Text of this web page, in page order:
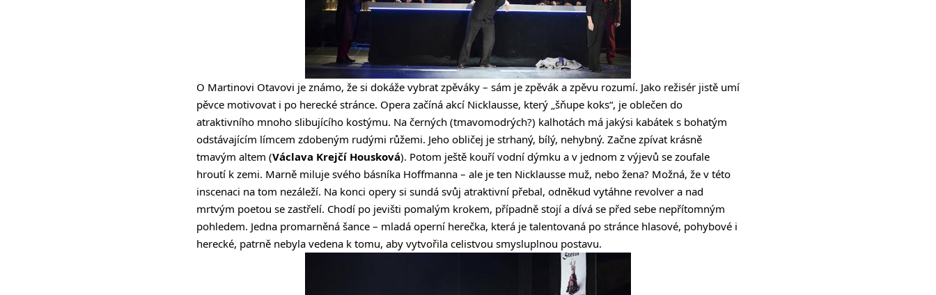
O Martinovi Otavovi je známo, že si dokáže vybrat zpěváky – sám je zpěvák a zpěvu rozumí. Jako režisér jistě umí
pěvce motivovat i po herecké stránce. Opera začíná akcí Nicklausse, který „šňupe koks“, je oblečen do
atraktivního mnoho slibujícího kostýmu. Na černých (tmavomodrých?) kalhotách má jakýsi kabátek s bohatým
odstávajícím límcem zdobeným rudými růžemi. Jeho obličej je strhaný, bílý, nehybný. Začne zpívat krásně
tmavým altem (Václava Krejčí Housková). Potom ještě kouří vodní dýmku a v jednom z výjevů se zoufale
hroutí k zemi. Marně miluje svého básníka Hoffmanna – ale je ten Nicklausse muž, nebo žena? Možná, že v této
inscenaci na tom nezáleží. Na konci opery si sundá svůj atraktivní přebal, odněkud vytáhne revolver a nad
mrtvým poetou se zastřelí. Chodí po jevišti pomalým krokem, případně stojí a dívá se před sebe nepřítomným
pohledem. Jedna promarněná šance – mladá operní herečka, která je talentovaná po stránce hlasové, pohybové i
herecké, patrně nebyla vedena k tomu, aby vytvořila celistvou smysluplnou postavu.